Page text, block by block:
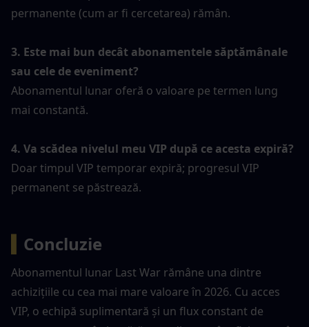
permanente (cum ar fi cercetarea) rămân.
3. Este mai bun decât abonamentele săptămânale
sau cele de eveniment?
Abonamentul lunar oferă o valoare pe termen lung
mai constantă.
4. Va scădea nivelul meu VIP după ce acesta expiră?
Doar timpul VIP temporar expiră; progresul VIP
permanent se păstrează.
Concluzie
Abonamentul lunar Last War rămâne una dintre
achizițiile cu cea mai mare valoare în 2026. Cu acces
VIP, o echipă suplimentară și un flux constant de